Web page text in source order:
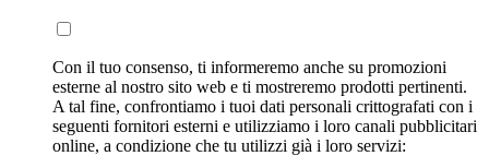
Con il tuo consenso, ti informeremo anche su promozioni
esterne al nostro sito web e ti mostreremo prodotti pertinenti.
A tal fine, confrontiamo i tuoi dati personali crittografati con i
seguenti fornitori esterni e utilizziamo i loro canali pubblicitari
online, a condizione che tu utilizzi già i loro servizi: